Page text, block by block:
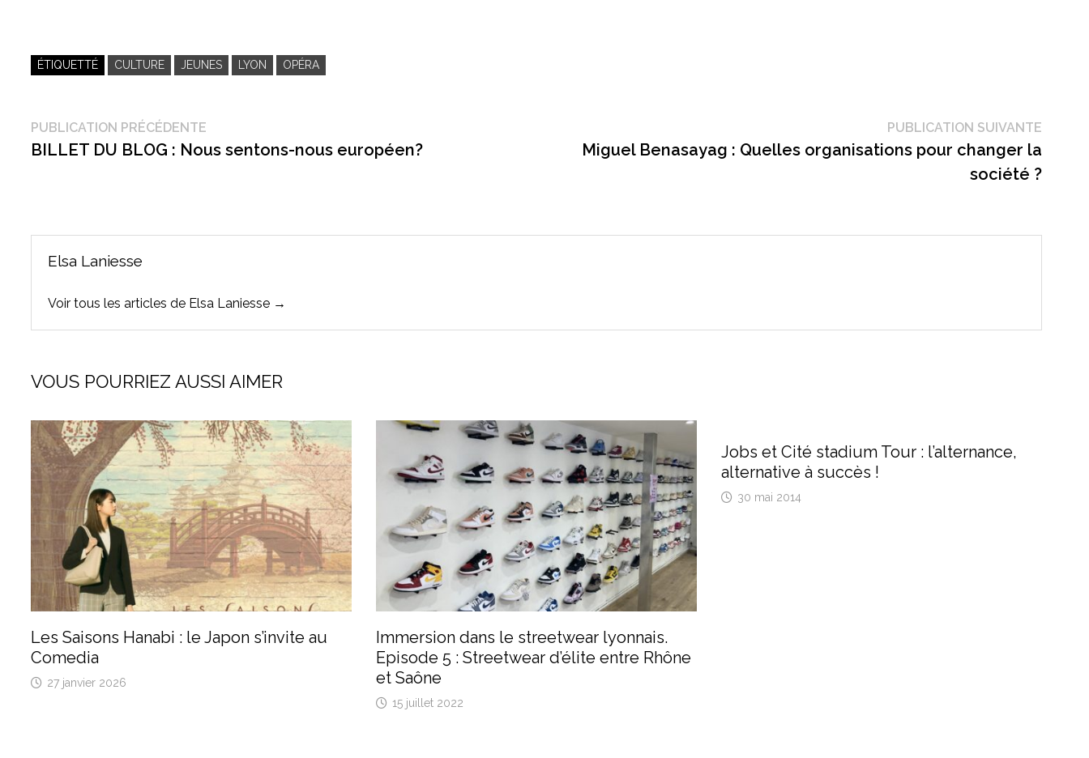
ÉTIQUETTÉ CULTURE JEUNES LYON OPÉRA
Navigation
de
PUBLICATION PRÉCÉDENTE
précédente :
BILLET DU BLOG : Nous sentons-nous européen?
PUBLICATION SUIVANTE
Miguel Benasayag : Quelles organisations pour changer la
société ?
Elsa Laniesse
Voir tous les articles de Elsa Laniesse →
VOUS POURRIEZ AUSSI AIMER
Les Saisons Hanabi : le Japon s’invite au
Comedia
27 janvier 2026
Immersion dans le streetwear lyonnais.
Episode 5 : Streetwear d’élite entre Rhône
et Saône
15 juillet 2022
Jobs et Cité stadium Tour : l’alternance,
alternative à succès !
30 mai 2014